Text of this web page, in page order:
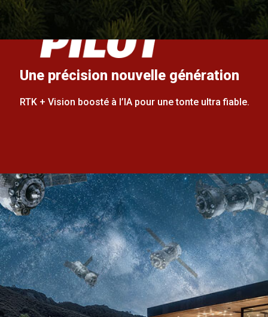
Une précision nouvelle génération
RTK + Vision boosté à l’IA pour une tonte ultra fiable.